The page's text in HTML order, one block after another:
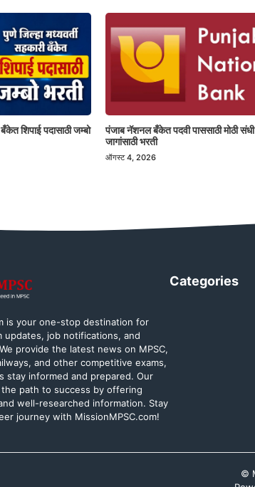
शिपाई पदासाठी जम्बो
पंजाब नॅशनल बँकेत पदवी पाससाठी मोठी
जागांसाठी भरती
ऑगस्ट 4, 2026
is your one-stop destination for
updates, job notifications, and
provide the latest news on MPSC,
and other competitive exams,
stay informed and prepared. Our
path to success by offering
well-researched information. Stay
journey with MissionMPSC.com!
Categories
©